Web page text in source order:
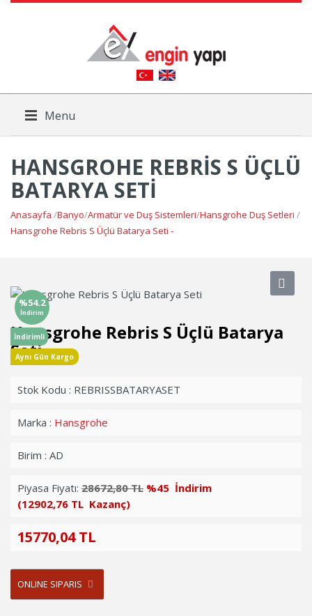
Menu
HANSGROHE REBRIS S ÜÇLÜ
BATARYA SETI
Anasayfa /Banyo/Armatür ve Duş Sistemleri/Hansgrohe Duş Setleri /
Hansgrohe Rebris S Üçlü Batarya Seti -
%54.2
İndirim
İndirimli
Aynı Gün Kargo
Hansgrohe Rebris S Üçlü Batarya
Seti
Stok Kodu : REBRISSBATARYASET
Marka : Hansgrohe
Birim : AD
Piyasa Fiyatı: 28672,80 TL %45 İndirim
(12902,76 TL Kazanç)
15770,04 TL
ONLINE SIPARIS